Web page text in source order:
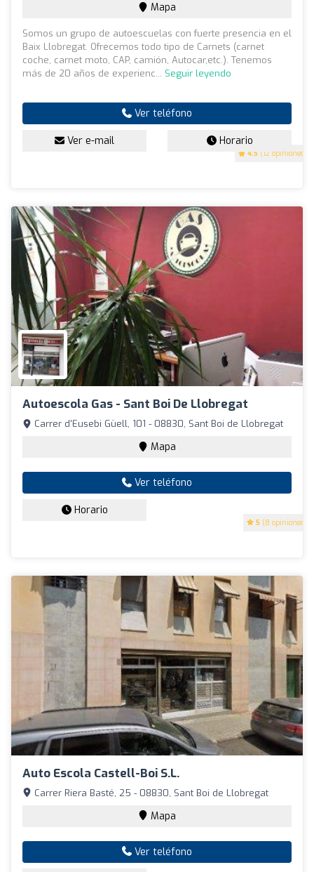
4.5 (12 opiniones)
Mapa
Somos un grupo de autoescuelas con fuerte presencia en el
Baix Llobregat. Ofrecemos todo tipo de Carnets (carnet
coche, carnet moto, CAP, camión, Autocar,etc.). Tenemos
más de 20 años de experienc... Seguir leyendo
Ver teléfono
Ver e-mail Horario
Autoescola Gas - Sant Boi De Llobregat
5 (8 opiniones)
Carrer d'Eusebi Güell, 101 - 08830, Sant Boi de Llobregat
Mapa
Ver teléfono
Horario
Auto Escola Castell-Boi S.L.
Carrer Riera Basté, 25 - 08830, Sant Boi de Llobregat
Mapa
Ver teléfono